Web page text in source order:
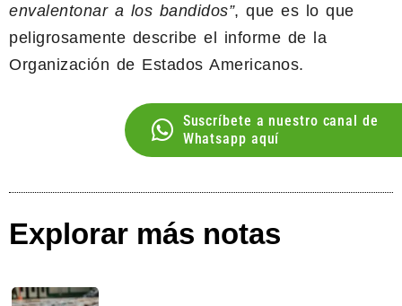
envalentonar a los bandidos”, que es lo que
peligrosamente describe el informe de la
Organización de Estados Americanos.
Suscríbete a nuestro canal de
Whatsapp aquí
Explorar más notas